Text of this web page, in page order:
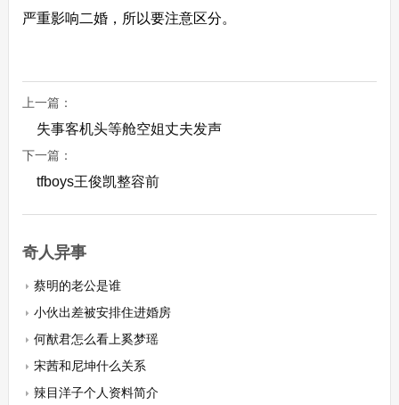
严重影响二婚，所以要注意区分。
上一篇：
失事客机头等舱空姐丈夫发声
下一篇：
tfboys王俊凯整容前
奇人异事
蔡明的老公是谁
小伙出差被安排住进婚房
何猷君怎么看上奚梦瑶
宋茜和尼坤什么关系
辣目洋子个人资料简介